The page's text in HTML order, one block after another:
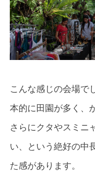
こんな感じの会場で
本的に田園が多く、
さらにクタやスミニ
い、という絶好の中
た感があります。